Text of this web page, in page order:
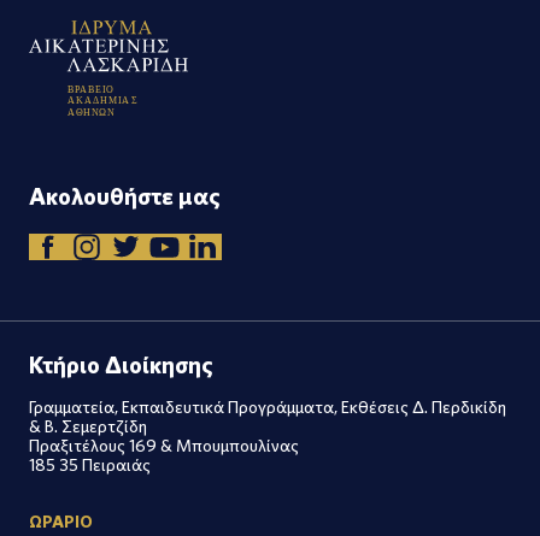
ΒΡΑΒΕΙΟ
ΑΚΑΔΗΜΙΑ Σ
Α ΘΗΝΩΝ
Ακολουθήστε μας
Κτήριο Διοίκησης
Γραμματεία, Εκπαιδευτικά Προγράμματα, Εκθέσεις Δ. Περδικίδη
& Β. Σεμερτζίδη
Πραξιτέλους 169 & Μπουμπουλίνας
185 35 Πειραιάς
ΩΡΑΡΙΟ